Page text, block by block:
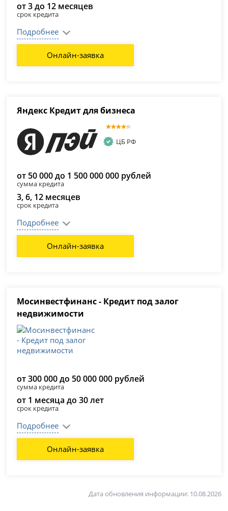
от 3 до 12 месяцев
срок кредита
Подробнее
Онлайн-заявка
Яндекс Кредит для бизнеса
ЦБ РФ
от 50 000 до 1 500 000 000 рублей
сумма кредита
3, 6, 12 месяцев
срок кредита
Подробнее
Онлайн-заявка
Мосинвестфинанс - Кредит под залог
недвижимости
от 300 000 до 50 000 000 рублей
сумма кредита
от 1 месяца до 30 лет
срок кредита
Подробнее
Онлайн-заявка
Дата обновления информации: 10.08.2026